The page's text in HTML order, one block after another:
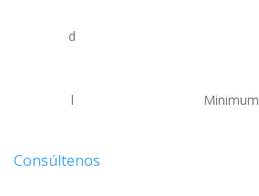
d
l Minimum
Consúltenos